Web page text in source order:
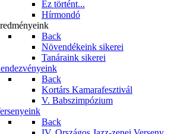
Ez történt...
Hírmondó
Back
Növendékeink sikerei
Tanáraink sikerei
Back
Kortárs Kamarafesztivál
V. Babszimpózium
Back